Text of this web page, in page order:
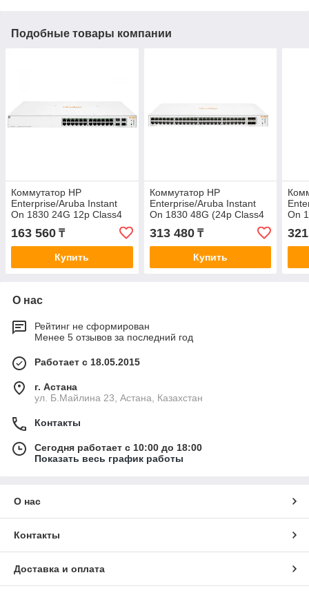
Подобные товары компании
Коммутатор HP
Enterprise/Aruba Instant
On 1830 24G 12p Class4
PoE 2SFP 195W Switch
163 560 ₸
Купить
Коммутатор HP
Enterprise/Aruba Instant
On 1830 48G (24p Class4
PoE) 4SFP 370W Switch
313 480₸
Купить
On
О нас
Рейтинг не сформирован
Менее 5 отзывов за последний год
Работает с 18.05.2015
г. Астана
ул. Б.Майлина 23, Астана, Казахстан
Контакты
Сегодня работает с 10:00 до 18:00
Показать весь график работы
О нас
Контакты
Доставка и оплата